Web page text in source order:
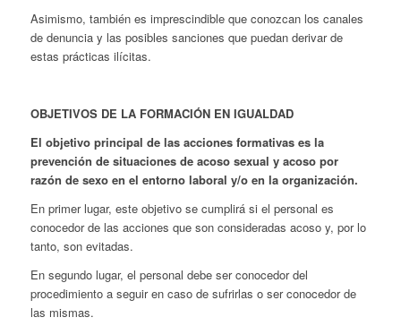
Asimismo, también es imprescindible que conozcan los canales
de denuncia y las posibles sanciones que puedan derivar de
estas prácticas ilícitas.
OBJETIVOS DE LA FORMACIÓN EN IGUALDAD
El objetivo principal de las acciones formativas es la
prevención de situaciones de acoso sexual y acoso por
razón de sexo en el entorno laboral y/o en la organización.
En primer lugar, este objetivo se cumplirá si el personal es
conocedor de las acciones que son consideradas acoso y, por lo
tanto, son evitadas.
En segundo lugar, el personal debe ser conocedor del
procedimiento a seguir en caso de sufrirlas o ser conocedor de
las mismas.